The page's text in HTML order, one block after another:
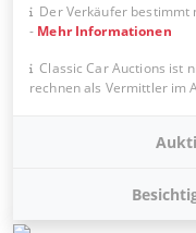
Der Verkäufer bestimmt
- Mehr Informationen
Classic Car Auctions ist
rechnen als Vermittler im